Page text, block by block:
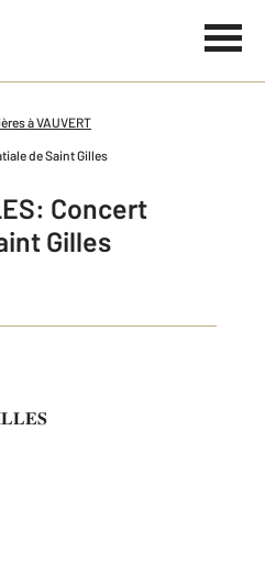
à VAUVERT
de Saint Gilles
Concert
Gilles